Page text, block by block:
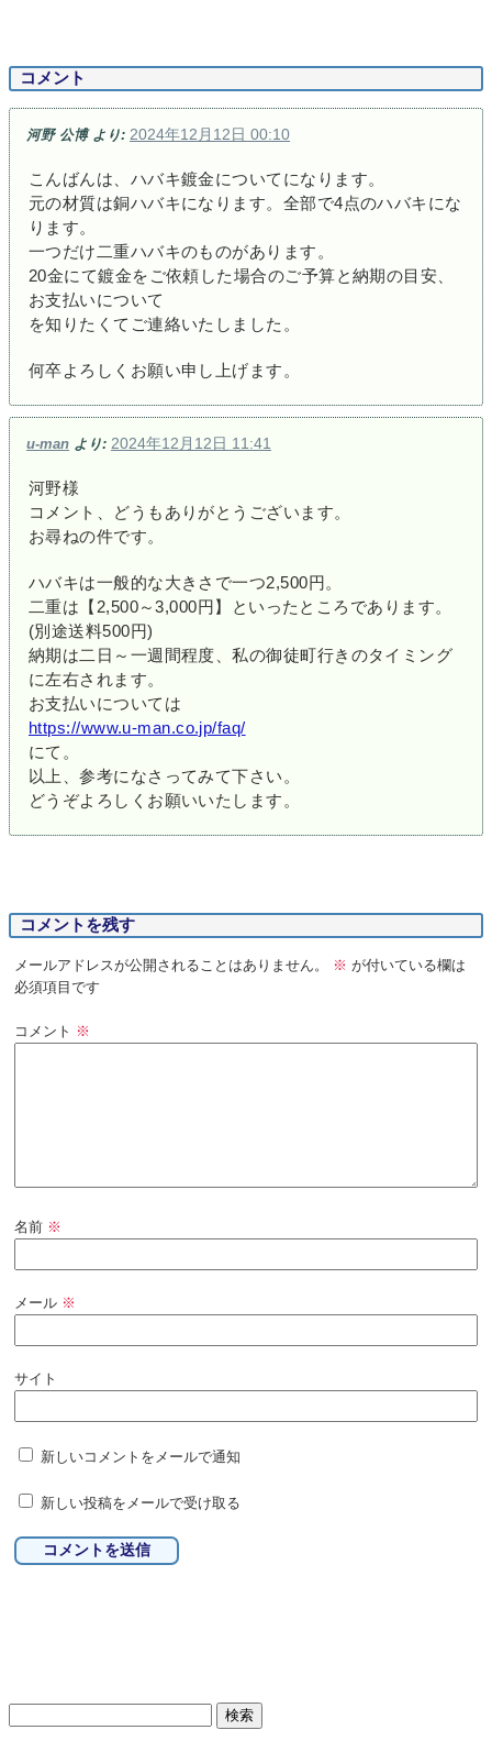
コメント
河野 公博 より: 2024年12月12日 00:10
こんばんは、ハバキ鍍金についてになります。
元の材質は銅ハバキになります。全部で4点のハバキにな
ります。
一つだけ二重ハバキのものがあります。
20金にて鍍金をご依頼した場合のご予算と納期の目安、
お支払いについて
を知りたくてご連絡いたしました。
何卒よろしくお願い申し上げます。
u-man より: 2024年12月12日 11:41
河野様
コメント、どうもありがとうございます。
お尋ねの件です。
ハバキは一般的な大きさで一つ2,500円。
二重は【2,500～3,000円】といったところであります。
(別途送料500円)
納期は二日～一週間程度、私の御徒町行きのタイミング
に左右されます。
お支払いについては
https://www.u-man.co.jp/faq/
にて。
以上、参考になさってみて下さい。
どうぞよろしくお願いいたします。
コメントを残す
メールアドレスが公開されることはありません。 ※ が付いている欄は
必須項目です
コメント ※
名前 ※
メール ※
サイト
新しいコメントをメールで通知
新しい投稿をメールで受け取る